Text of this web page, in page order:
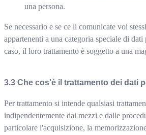
una persona.
Se necessario e se ce li comunicate voi
appartenenti a una categoria speciale di
caso, il loro trattamento è soggetto a una
Che cos'è il trattamento dei dati
Per trattamento si intende qualsiasi
indipendentemente dai mezzi e dalle
particolare l'acquisizione, la